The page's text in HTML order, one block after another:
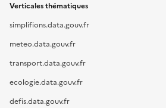
Verticales thématiques
simplifions.data.gouv.fr
meteo.data.gouv.fr
transport.data.gouv.fr
ecologie.data.gouv.fr
defis.data.gouv.fr